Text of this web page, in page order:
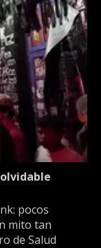
pocos
mito tan
de Salud